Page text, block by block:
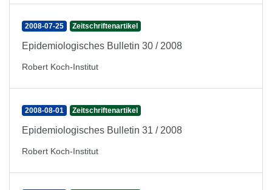
2008-07-25 Zeitschriftenartikel
Epidemiologisches Bulletin 30 / 2008
Robert Koch-Institut
2008-08-01 Zeitschriftenartikel
Epidemiologisches Bulletin 31 / 2008
Robert Koch-Institut